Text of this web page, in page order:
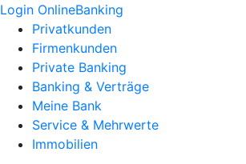
Login OnlineBanking
Privatkunden
Firmenkunden
Private Banking
Banking & Verträge
Meine Bank
Service & Mehrwerte
Immobilien